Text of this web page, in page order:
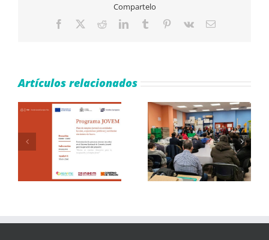
Compartelo
Facebook RedditLinkedInTumblr Pinterest
Vk
Correo
Artículos relacionados
ASAPME Aragón lanza
el proyecto “E-MENTE:
Mejora de la salud
mental” para apoyar a
colectivos vulnerables
y asesorar a empresas
en materia bienestar
¡Verano en el sur de
España!